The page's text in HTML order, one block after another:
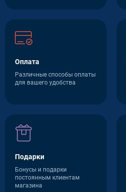
Оплата
Различные способы оплаты
для вашего удобства
Подарки
Бонусы и подарки
постоянным клиентам
магазина